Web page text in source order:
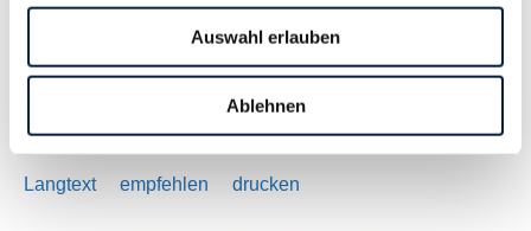
Auswahl erlauben
Ablehnen
Die Bundesregierung hat Anfang Mai 2023 weitere
Maßnahmen zur Bekämpfung der Inflation angekündigt. Die
und Lebensmittel eingreifen, um eine Preissenkung
Langtext
empfehlen drucken